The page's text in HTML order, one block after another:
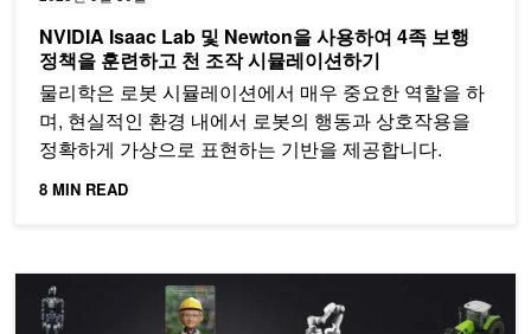
NVIDIA Isaac Lab 및 Newton을 사용하여 4족 보행
정책을 훈련하고 천 조작 시뮬레이션하기
물리학은 로봇 시뮬레이션에서 매우 중요한 역할을 하
며, 현실적인 환경 내에서 로봇의 행동과 상호작용을
정확하게 가상으로 표현하는 기반을 제공합니다.
8 MIN READ
피지컬 AI를 위한 궁극의 플랫폼 NVIDIA Jetson Thor을 소개합니